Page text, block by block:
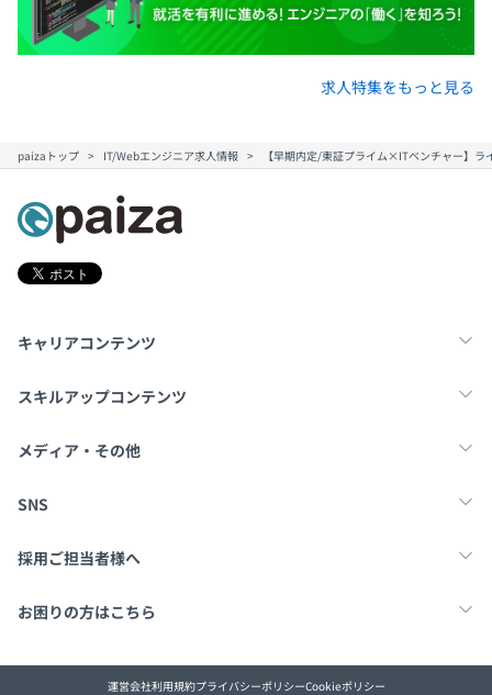
求人特集をもっと見る
paizaトップ IT/Webエンジニア求人情報 【早期内定/東証プライム×ITベンチャー】
キャリアコンテンツ
転職・キャリア
スキルアップコンテンツ
学習
メディア・その他
Tech Team Journal
SNS
X
採用ご担当者様へ
採用・教育をお考えの企業様へ
お困りの方はこちら
paizaとは？ お問い合わせ・FAQ
運営会社利用規約プライバシーポリシーCookieポリシー